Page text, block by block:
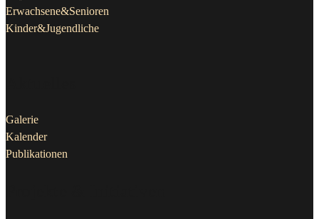
Erwachsene&Senioren
Kinder&Jugendliche
Galerie
Kalender
Publikationen